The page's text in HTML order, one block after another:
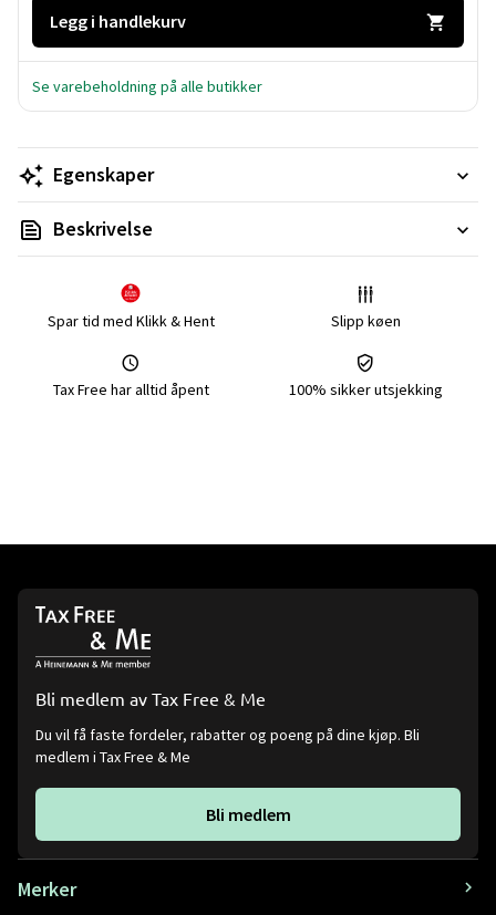
Legg i handlekurv
Se varebeholdning på alle butikker
Egenskaper
Beskrivelse
Spar tid med Klikk & Hent Slipp køen
Tax Free har alltid åpent 100% sikker utsjekking
Bli medlem av Tax Free & Me
Du vil få faste fordeler, rabatter og poeng på dine kjøp. Bli
medlem i Tax Free & Me
Bli medlem
Merker